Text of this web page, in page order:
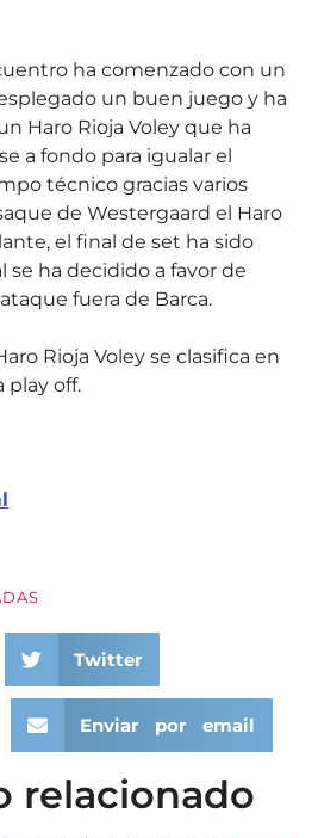
ha comenzado con un
un buen juego y ha
Haro Rioja Voley que ha
a fondo para igualar el
técnico gracias varios
de Westergaard el Haro
el final de set ha sido
se ha decidido a favor de
fuera de Barca.
Rioja Voley se clasifica en
play off.
Twitter
Enviar por email
relacionado